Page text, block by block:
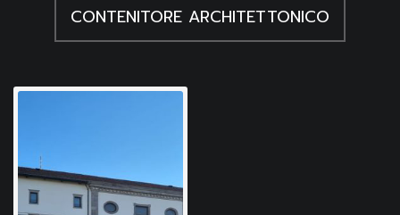
CONTENITORE ARCHITETTONICO